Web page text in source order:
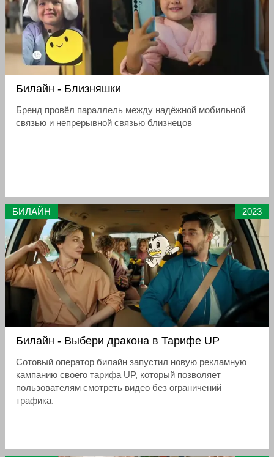
Билайн - Близняшки
Бренд провёл параллель между надёжной мобильной
связью и непрерывной связью близнецов
БИЛАЙН 2023
Билайн - Выбери дракона в Тарифе UP
Сотовый оператор билайн запустил новую рекламную
кампанию своего тарифа UP, который позволяет
пользователям смотреть видео без ограничений
трафика.